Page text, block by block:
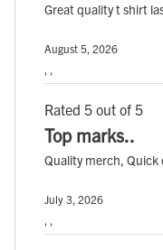
Great quality t shirt
August 5, 2026
, ,
Rated 5 out of 5
Top marks..
Quality merch, Quick
July 3, 2026
, ,